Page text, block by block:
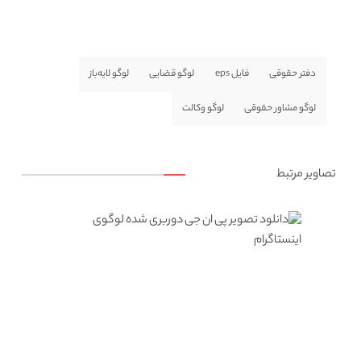
دفتر حقوقی فایل eps لوگو قضایی لوگو لایه‌باز
لوگو مشاور حقوقی لوگو وکالت
تصاویر مرتبط